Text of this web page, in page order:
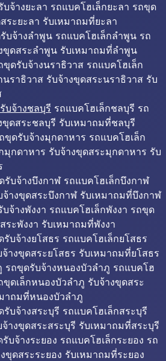
จ้างยะลา รถแบคโฮเล็กยะลา รถขุด
ระยะลา รับเหมาถมที่ยะลา
บจ้างลำพูน รถแบคโฮเล็กลำพูน รถ
ขุดสระลำพูน รับเหมาถมที่ลำพูน
ดรับจ้างนราธิวาส รถแบคโฮเล็ก
ราธิวาส รับจ้างขุดสระนราธิวาส รับ
บจ้างชลบุรี รถแบคโฮเล็กชลบุรี รถ
ขุดสระชลบุรี รับเหมาถมที่ชลบุรี
ขุดรับจ้างมุกดาหาร รถแบคโฮเล็ก
มุกดาหาร รับจ้างขุดสระมุกดาหาร รับ
บจ้างบึงกาฬ รถแบคโฮเล็กบึงกาฬ
จ้างขุดสระบึงกาฬ รับเหมาถมที่บึงกาฬ
จ้างพังงา รถแบคโฮเล็กพังงา รถขุด
ระพังงา รับเหมาถมที่พังงา
บจ้างยโสธร รถแบคโฮเล็กยโสธร
างขุดสระยโสธร รับเหมาถมที่ยโสธร
รถขุดรับจ้างหนองบัวลำภู รถแบคโฮ
ดเล็กหนองบัวลำภู รับจ้างขุดสระ
าถมที่หนองบัวลำภู
บจ้างสระบุรี รถแบคโฮเล็กสระบุรี
างขุดสระสระบุรี รับเหมาถมที่สระบุรี
บจ้างระยอง รถแบคโฮเล็กระยอง รถ
ขุดสระระยอง รับเหมาถมที่ระยอง